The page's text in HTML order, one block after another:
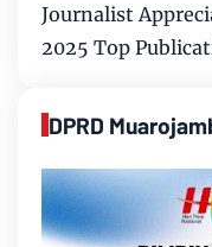
Journalist
2025 Top
DPRD